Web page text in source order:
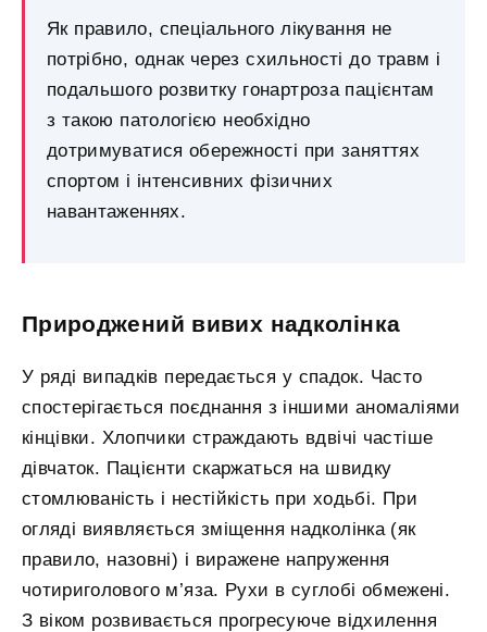
Як правило, спеціального лікування не
потрібно, однак через схильності до травм і
подальшого розвитку гонартроза пацієнтам
з такою патологією необхідно
дотримуватися обережності при заняттях
спортом і інтенсивних фізичних
навантаженнях.
Природжений вивих надколінка
У ряді випадків передається у спадок. Часто
спостерігається поєднання з іншими аномаліями
кінцівки. Хлопчики страждають вдвічі частіше
дівчаток. Пацієнти скаржаться на швидку
стомлюваність і нестійкість при ходьбі. При
огляді виявляється зміщення надколінка (як
правило, назовні) і виражене напруження
чотириголового м’яза. Рухи в суглобі обмежені.
З віком розвивається прогресуюче відхилення